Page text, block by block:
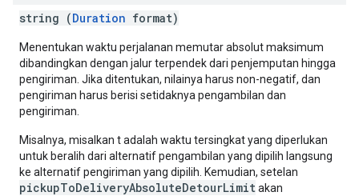
string (Duration format)
Menentukan waktu perjalanan memutar absolut maksimum
dibandingkan dengan jalur terpendek dari penjemputan hingga
pengiriman. Jika ditentukan, nilainya harus non-negatif, dan
pengiriman harus berisi setidaknya pengambilan dan
pengiriman.
Misalnya, misalkan t adalah waktu tersingkat yang diperlukan
untuk beralih dari alternatif pengambilan yang dipilih langsung
ke alternatif pengiriman yang dipilih. Kemudian, setelan
pickupToDeliveryAbsoluteDetourLimitakan